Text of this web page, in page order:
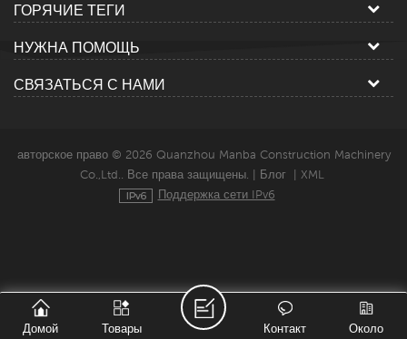
ГОРЯЧИЕ ТЕГИ
НУЖНА ПОМОЩЬ
СВЯЗАТЬСЯ С НАМИ
авторское право © 2026 Quanzhou Manba Construction Machinery
Co.,Ltd.. Все права защищены. |
Блог
XML
Поддержка сети IPv6
Домой Товары Около
Контакт